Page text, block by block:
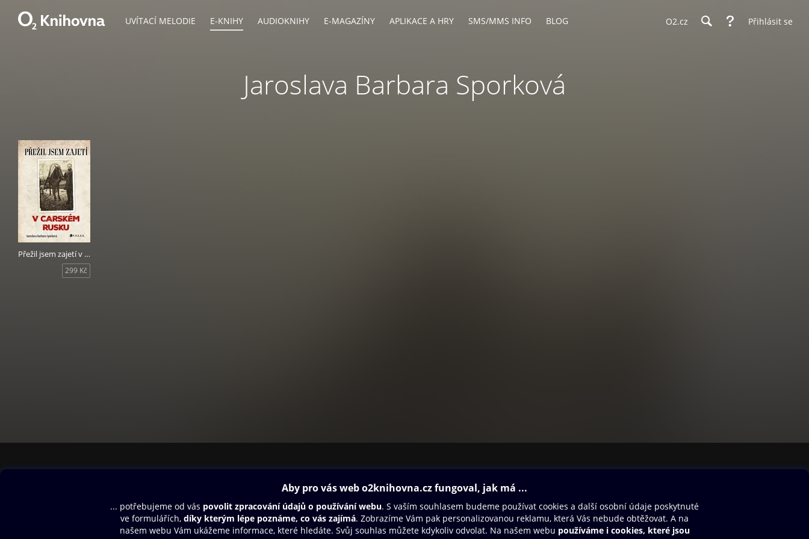
UVÍTACÍ MELODIE E-KNIHY AUDIOKNIHY E-MAGAZÍNY APLIKACE A HRY SMS/MMS INFO BLOG O2.cz Přihlásit se
Jaroslava Barbara Sporková
Přežil jsem zajetí v carském Rusku
299 Kč
Aplikace a hry
SMS/MMS Info
Blog
Dárkový poukaz
Nápověda
Oneplay Originály
Sport